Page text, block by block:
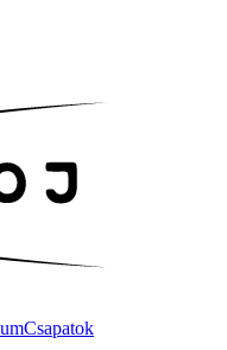
Csapatok